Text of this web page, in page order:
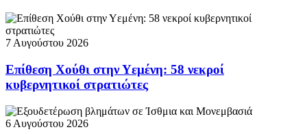
7 Αυγούστου 2026
Επίθεση Χούθι στην Υεμένη: 58 νεκροί
κυβερνητικοί στρατιώτες
6 Αυγούστου 2026